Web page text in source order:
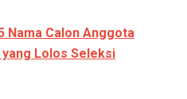
Nama Calon Anggota
Lolos Seleksi